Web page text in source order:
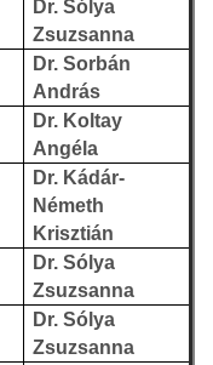
Dr. Sólya
Zsuzsanna
Dr. Sorbán
András
Dr. Koltay
Angéla
Dr. Kádár-
Németh
Krisztián
Dr. Sólya
Zsuzsanna
Dr. Sólya
Zsuzsanna